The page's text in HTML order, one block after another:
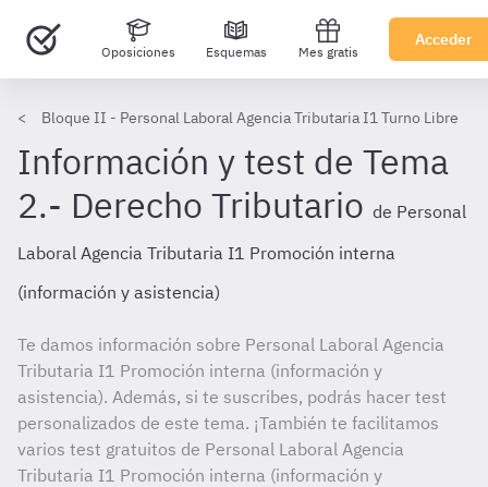
Oposiciones Esquemas Mes gratis
Acceder
Bloque II - Personal Laboral Agencia Tributaria I1 Turno Libre
Información y test de Tema
2.- Derecho Tributario de Personal
Laboral Agencia Tributaria I1 Promoción interna
(información y asistencia)
Te damos información sobre Personal Laboral Agencia
Tributaria I1 Promoción interna (información y
asistencia). Además, si te suscribes, podrás hacer test
personalizados de este tema. ¡También te facilitamos
varios test gratuitos de Personal Laboral Agencia
Tributaria I1 Promoción interna (información y